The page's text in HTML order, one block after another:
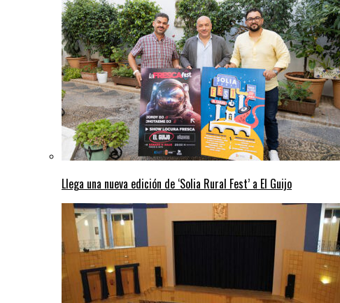
Llega una nueva edición de ‘Solia Rural Fest’ a El Guijo